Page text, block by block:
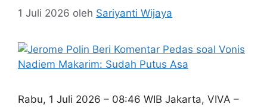
1 Juli 2026 oleh Sariyanti Wijaya
Rabu, 1 Juli 2026 – 08:46 WIB Jakarta, VIVA –